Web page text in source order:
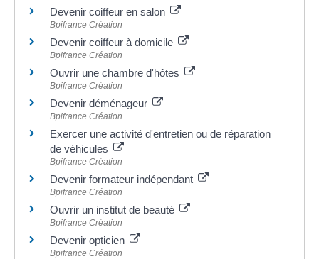
Devenir coiffeur en salon
Bpifrance Création
Devenir coiffeur à domicile
Bpifrance Création
Ouvrir une chambre d'hôtes
Bpifrance Création
Devenir déménageur
Bpifrance Création
Exercer une activité d'entretien ou de réparation
de véhicules
Bpifrance Création
Devenir formateur indépendant
Bpifrance Création
Ouvrir un institut de beauté
Bpifrance Création
Devenir opticien
Bpifrance Création